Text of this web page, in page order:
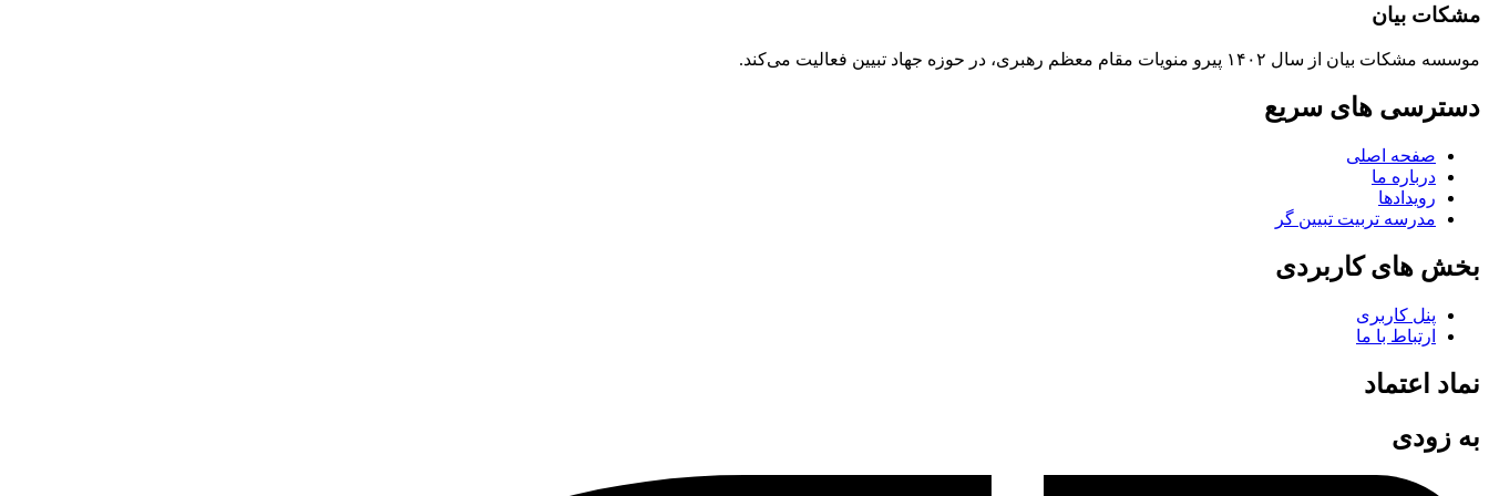
مشکات بیان
موسسه مشکات بیان از سال ۱۴۰۲ پیرو منویات مقام معظم رهبری، در حوزه جهاد تبیین فعالیت می‌کند.
دسترسی های سریع
صفحه اصلی
درباره ما
رویدادها
مدرسه تربیت تبیین گر
بخش های کاربردی
پنل کاربری
ارتباط با ما
نماد اعتماد
به زودی